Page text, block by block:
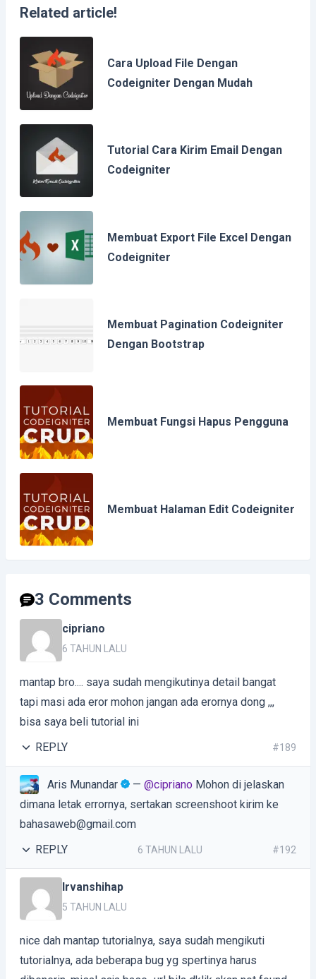
Related article!
Cara Upload File Dengan
Codeigniter Dengan Mudah
Tutorial Cara Kirim Email Dengan
Codeigniter
Membuat Export File Excel Dengan
Codeigniter
Membuat Pagination Codeigniter
Dengan Bootstrap
Membuat Fungsi Hapus Pengguna
Membuat Halaman Edit Codeigniter
3 Comments
cipriano
6 TAHUN LALU
mantap bro.... saya sudah mengikutinya detail bangat
tapi masi ada eror mohon jangan ada erornya dong ,,,
bisa saya beli tutorial ini
REPLY
#189
Aris Munandar — @cipriano Mohon di jelaskan
dimana letak errornya, sertakan screenshoot kirim ke
bahasaweb@gmail.com
REPLY
6 TAHUN LALU #192
Irvanshihap
5 TAHUN LALU
nice dah mantap tutorialnya, saya sudah mengikuti
tutorialnya, ada beberapa bug yg spertinya harus